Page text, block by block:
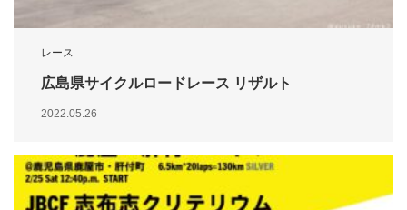
レース
広島県サイクルロードレース リザルト
2022.05.26